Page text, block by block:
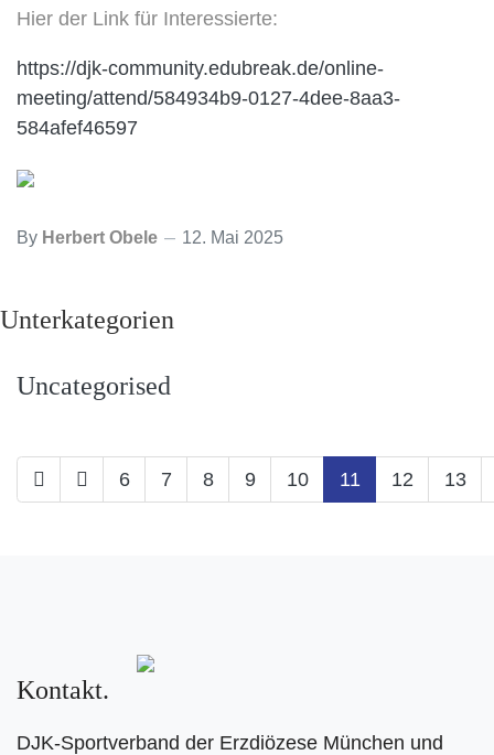
Hier der Link für Interessierte:
https://djk-community.edubreak.de/online-
meeting/attend/584934b9-0127-4dee-8aa3-
584afef46597
By Herbert Obele 12. Mai 2025
Unterkategorien
Uncategorised
6 7 8 9 10 11 12 13
Kontakt
DJK-Sportverband der Erzdiözese München und